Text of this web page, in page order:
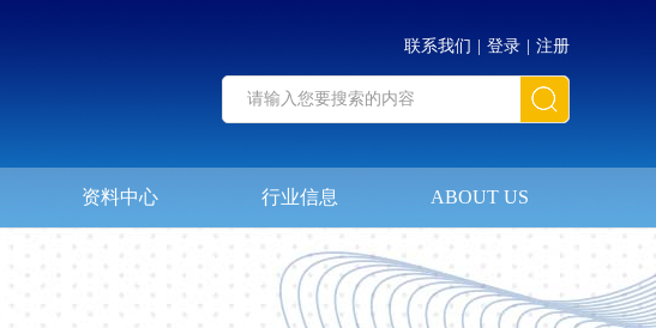
联系我们 登录 注册
资料中心 行业信息 ABOUT US